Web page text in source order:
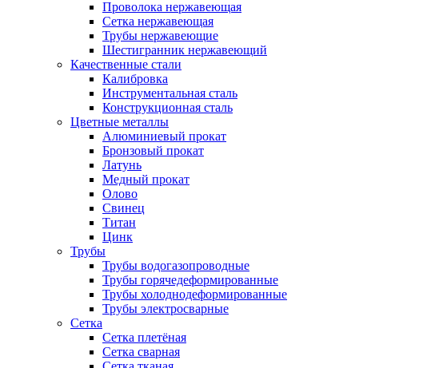
Проволока нержавеющая
Сетка нержавеющая
Трубы нержавеющие
Шестигранник нержавеющий
Качественные стали
Калибровка
Инструментальная сталь
Конструкционная сталь
Цветные металлы
Алюминиевый прокат
Бронзовый прокат
Латунь
Медный прокат
Олово
Свинец
Титан
Цинк
Трубы
Трубы водогазопроводные
Трубы горячедеформированные
Трубы холоднодеформированные
Трубы электросварные
Сетка
Сетка плетёная
Сетка сварная